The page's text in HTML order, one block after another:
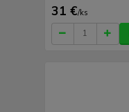
31 €/ks